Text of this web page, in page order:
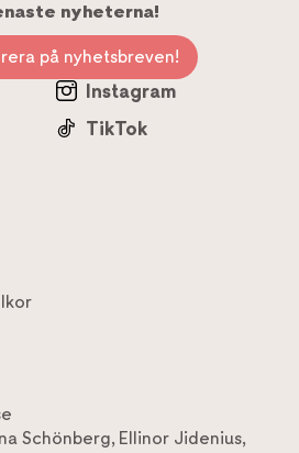
nyheterna!
på nyhetsbreven!
Instagram
TikTok
Schönberg, Ellinor Jidenius,